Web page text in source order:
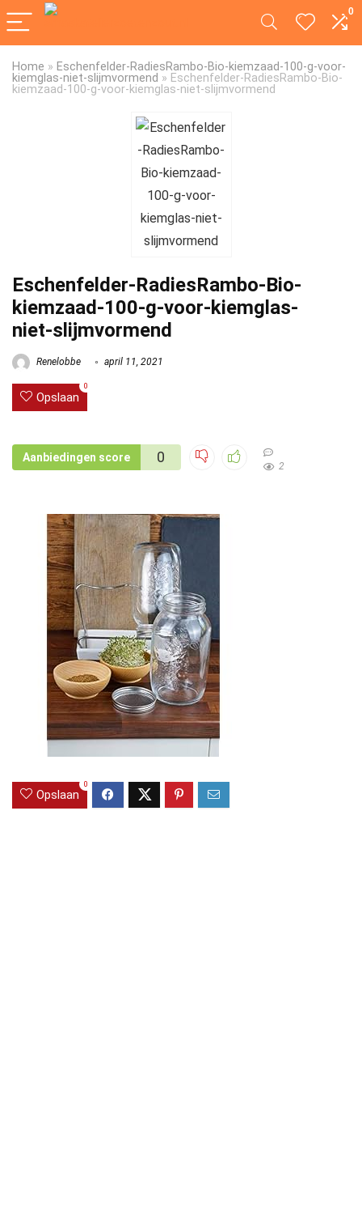
0
Home » Eschenfelder-RadiesRambo-Bio-kiemzaad-100-g-voor-
kiemglas-niet-slijmvormend » Eschenfelder-RadiesRambo-Bio-
kiemzaad-100-g-voor-kiemglas-niet-slijmvormend
Eschenfelder-RadiesRambo-Bio-
kiemzaad-100-g-voor-kiemglas-
niet-slijmvormend
Renelobbe april 11, 2021
Opslaan
0
Aanbiedingen score 0
2
Opslaan
0